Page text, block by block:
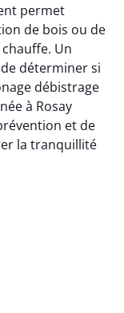
permet
de bois ou de
Un
déterminer si
débistrage
à Rosay
et de
la tranquillité